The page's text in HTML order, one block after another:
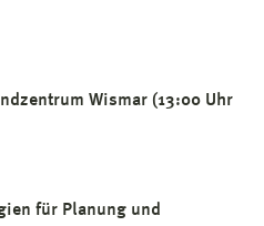
Wismar (13:00 Uhr
für Planung und